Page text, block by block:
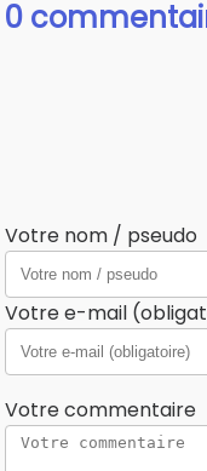
0
Votre nom / pseudo
Votre e-mail
Votre commentaire